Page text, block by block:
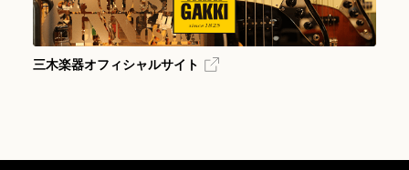
三木楽器オフィシャルサイト